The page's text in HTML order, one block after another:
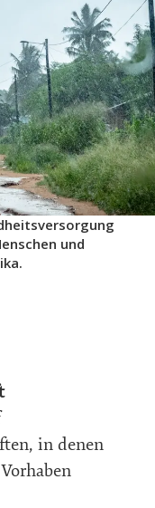
und
in denen